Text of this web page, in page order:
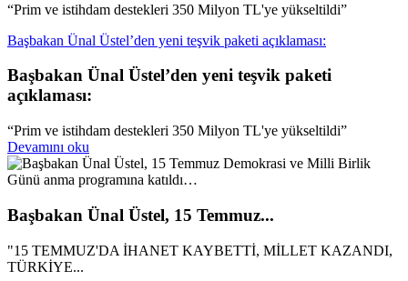
“Prim ve istihdam destekleri 350 Milyon TL'ye yükseltildi”
Başbakan Ünal Üstel’den yeni teşvik paketi açıklaması:
Başbakan Ünal Üstel’den yeni teşvik paketi
açıklaması:
“Prim ve istihdam destekleri 350 Milyon TL'ye yükseltildi”
Devamını oku
Başbakan Ünal Üstel, 15 Temmuz...
"15 TEMMUZ'DA İHANET KAYBETTİ, MİLLET KAZANDI,
TÜRKİYE...